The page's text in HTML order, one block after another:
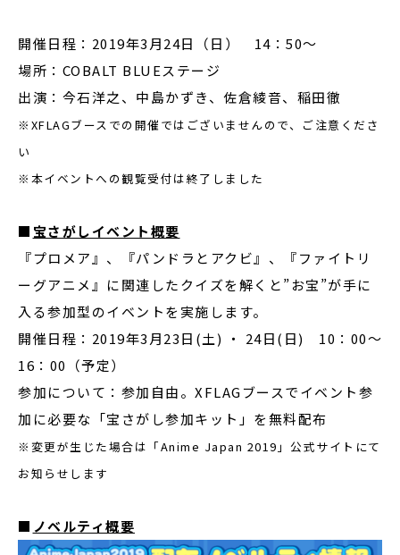
開催日程：2019年3月24日（日） 14：50～
場所：COBALT BLUEステージ
出演：今石洋之、中島かずき、佐倉綾音、稲田徹
※XFLAGブースでの開催ではございませんので、ご注意くださ
い
※本イベントへの観覧受付は終了しました
■ 宝さがしイベント概要
『プロメア』、『パンドラとアクビ』、『ファイトリ
ーグアニメ』に関連したクイズを解くと”お宝”が手に
入る参加型のイベントを実施します。
開催日程：2019年3月23日(土) ・ 24日(日) 10：00～
16：00（予定）
参加について：参加自由。XFLAGブースでイベント参
加に必要な「宝さがし参加キット」を無料配布
※変更が生じた場合は「Anime Japan 2019」公式サイトにて
お知らせします
■ ノベルティ概要